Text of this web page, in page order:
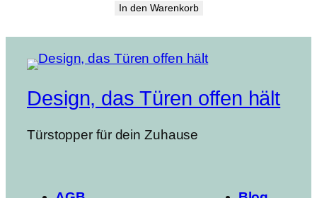
In den Warenkorb
Design, das Türen offen hält
Türstopper für dein Zuhause